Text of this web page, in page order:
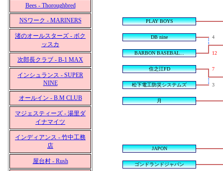
Bees - Thoroughbred
NSワーク - MARINERS
渚のオールスターズ - ボク
ッスカ
次郎長クラブ - B-1 MAX
インシュランス - SUPER
NINE
オールイン - B.M CLUB
マジェスティーズ - 湯里ダ
イナマイツ
インディアンス - 竹中工務
店
屋台村 - Rush
PLAY BOYS
DB nine 4
BARBON BASEBAL... 12
住之江FD 7
松下電工防災システムズ 3
月
JAPON
ゴンドランドジャパン